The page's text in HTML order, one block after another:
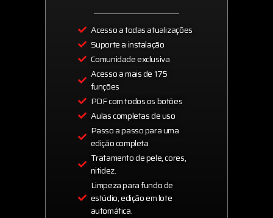
Acesso a todas atualizações
Suporte a instalação
Comunidade exclusiva
Acesso a mais de 175
funções
PDF com todos os botões
Aulas completas de uso
Passo a passo para uma
edição completa
Tratamento de pele, cores,
nitidez.
Limpeza para fundo de
estúdio, edição em lote
automática.